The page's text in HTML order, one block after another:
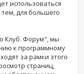
использоваться
для большего
Клуб. Форум", мы
к программному
за рамки этого
страниц,